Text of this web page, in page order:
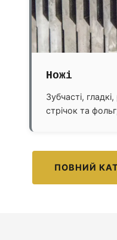
Ножі
Зубчасті,
стрічок та
ПОВНИЙ